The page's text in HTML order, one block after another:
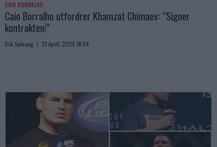
CAIO BORRALHO
Caio Borralho utfordrer Khamzat Chimaev: “Signer
kontrakten!”
Erik Solvang 21 April, 2025 18:54